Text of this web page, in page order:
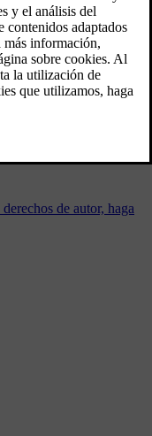
- dynamic
de autor, haga